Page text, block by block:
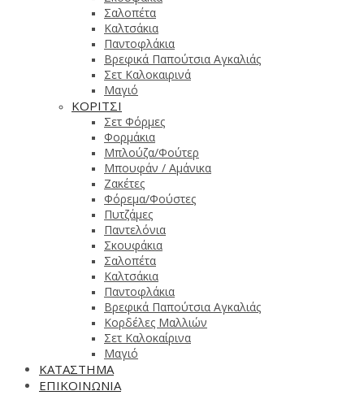
Σαλοπέτα
Καλτσάκια
Παντοφλάκια
Βρεφικά Παπούτσια Αγκαλιάς
Σετ Καλοκαιρινά
Μαγιό
ΚΟΡΙΤΣΙ
Σετ Φόρμες
Φορμάκια
Μπλούζα/Φούτερ
Μπουφάν / Αμάνικα
Ζακέτες
Φόρεμα/Φούστες
Πυτζάμες
Παντελόνια
Σκουφάκια
Σαλοπέτα
Καλτσάκια
Παντοφλάκια
Βρεφικά Παπούτσια Αγκαλιάς
Κορδέλες Μαλλιών
Σετ Καλοκαίρινα
Μαγιό
ΚΑΤΑΣΤΗΜΑ
ΕΠΙΚΟΙΝΩΝΙΑ